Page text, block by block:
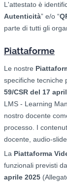
L'attestato è
Autenticità” e/o “
parte di tutti gli
Piattaforme
Le nostre
specifiche tecniche
59/CSR del 17
LMS - Learning
nostro docente
processo. I
docente, audio-
La Piattaforma
funzionali previsti
aprile 2025